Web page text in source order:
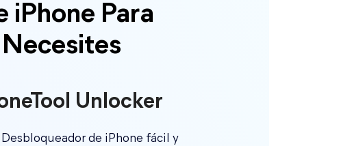
iPhone Para
Unlocker
Desbloqueador de iPhone fácil y